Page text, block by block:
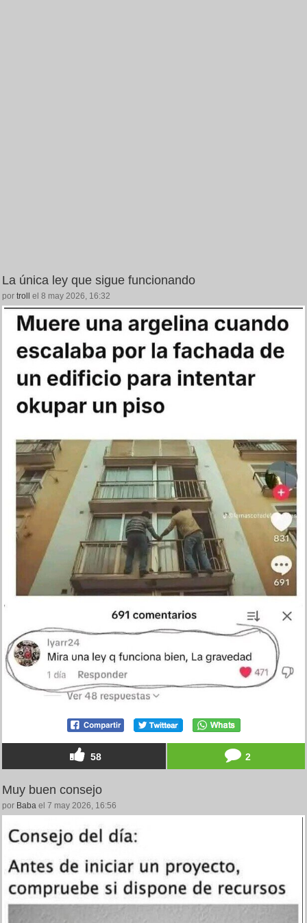
La única ley que sigue funcionando
por troll el 8 may 2026, 16:32
58 2
Muy buen consejo
por Baba el 7 may 2026, 16:56